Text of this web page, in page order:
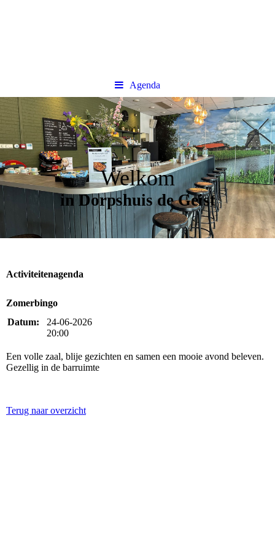
Agenda
Welkom
in Dorpshuis de Geist
Activiteitenagenda
Zomerbingo
Datum:
24-06-2026
20:00
Een volle zaal, blije gezichten en samen een mooie avond beleven.
Gezellig in de barruimte
Terug naar overzicht